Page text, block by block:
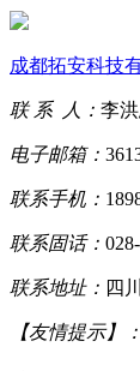
成都拓安科技
联 系 人： 李
电子邮箱：
联系手机：
联系固话：
联系地址： 四
【友情提示】：